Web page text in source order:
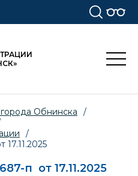
Обнинска
/
/
п от 17.11.2025